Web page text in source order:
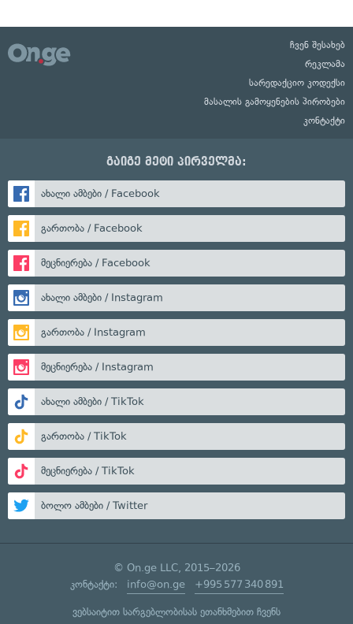
ჩვენ შესახებ
რეკლამა
სარედაქციო კოდექსი
მასალის გამოყენების პირობები
კონტაქტი
გაიგე მეტი პირველმა:
ახალი ამბები / Facebook
გართობა / Facebook
მეცნიერება / Facebook
ახალი ამბები / Instagram
გართობა / Instagram
მეცნიერება / Instagram
ახალი ამბები / TikTok
გართობა / TikTok
მეცნიერება / TikTok
ბოლო ამბები / Twitter
© On.ge LLC, 2015–2026
კონტაქტი: info@on.ge +995 577 340 891
ვებსაიტით სარგებლობისას ეთანხმებით ჩვენს